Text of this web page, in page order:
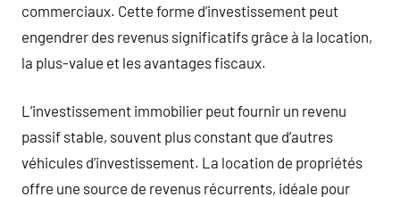
commerciaux. Cette forme d’investissement peut
engendrer des revenus significatifs grâce à la location,
la plus-value et les avantages fiscaux.
L’investissement immobilier peut fournir un revenu
passif stable, souvent plus constant que d’autres
véhicules d’investissement. La location de propriétés
offre une source de revenus récurrents, idéale pour